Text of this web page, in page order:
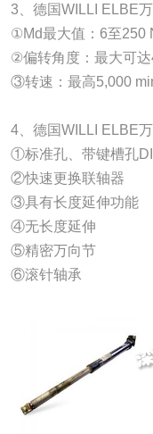
3、德国WILLI ELBE
①Md最大值：6至250
②偏转角度：最大可达
③转速：最高5,000
4、德国WILLI ELBE
①标准孔、带键槽孔
②快速更换联轴器
③具有长度延伸功能
④无长度延伸
⑤精密万向节
⑥滚针轴承